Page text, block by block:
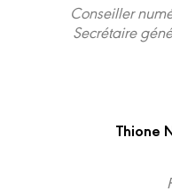
Conseiller
Secrétaire
Thione